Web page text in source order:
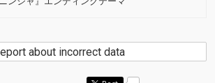
about incorrect data